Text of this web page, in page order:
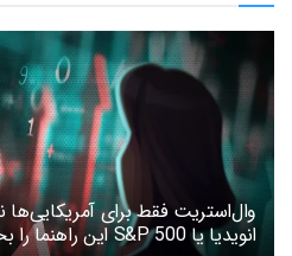
وال‌استریت فقط برای آمریکایی‌ها
انویدیا یا S&P 500 این راهنما را بخوانید